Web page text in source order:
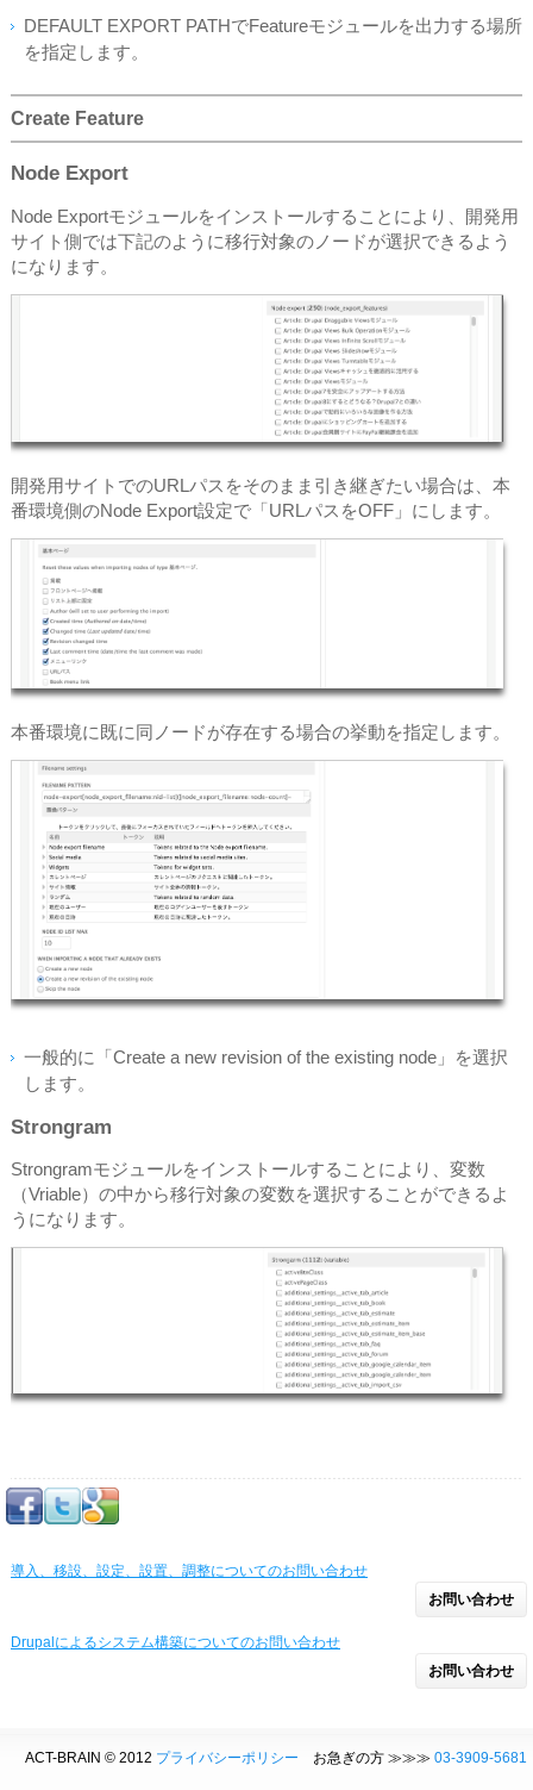
DEFAULT EXPORT PATHでFeatureモジュールを出力する場所
を指定します。
Create Feature
Node Export
Node Exportモジュールをインストールすることにより、開発用
サイト側では下記のように移行対象のノードが選択できるよう
になります。
開発用サイトでのURLパスをそのまま引き継ぎたい場合は、本
番環境側のNode Export設定で「URLパスをOFF」にします。
本番環境に既に同ノードが存在する場合の挙動を指定します。
一般的に「Create a new revision of the existing node」を選択
します。
Strongram
Strongramモジュールをインストールすることにより、変数
（Vriable）の中から移行対象の変数を選択することができるよ
うになります。
導入、移設、設定、設置、調整についてのお問い合わせ
お問い合わせ
Drupalによるシステム構築についてのお問い合わせ
お問い合わせ
ACT-BRAIN © 2012 プライバシーポリシー お急ぎの方 ≫≫≫ 03-3909-5681